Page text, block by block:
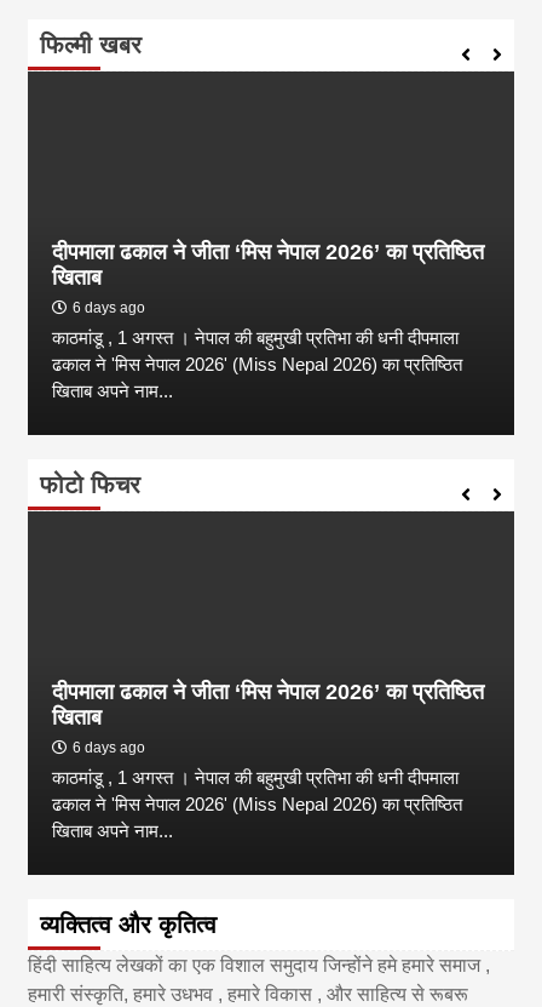
फिल्मी खबर
दीपमाला ढकाल ने जीता ‘मिस नेपाल 2026’ का प्रतिष्ठित
खिताब
6 days ago
काठमांडू , 1 अगस्त । नेपाल की बहुमुखी प्रतिभा की धनी दीपमाला
ढकाल ने 'मिस नेपाल 2026' (Miss Nepal 2026) का प्रतिष्ठित
खिताब अपने नाम...
फोटो फिचर
दीपमाला ढकाल ने जीता ‘मिस नेपाल 2026’ का प्रतिष्ठित
खिताब
6 days ago
काठमांडू , 1 अगस्त । नेपाल की बहुमुखी प्रतिभा की धनी दीपमाला
ढकाल ने 'मिस नेपाल 2026' (Miss Nepal 2026) का प्रतिष्ठित
खिताब अपने नाम...
व्यक्तित्व और कृतित्व
हिंदी साहित्य लेखकों का एक विशाल समुदाय जिन्होंने हमे हमारे समाज ,
हमारी संस्कृति, हमारे उधभव , हमारे विकास , और साहित्य से रूबरू